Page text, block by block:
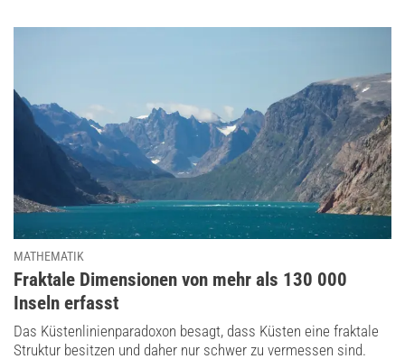
MATHEMATIK
:
Fraktale Dimensionen von mehr als 130 000
Inseln erfasst
Das Küstenlinienparadoxon besagt, dass Küsten eine fraktale
Struktur besitzen und daher nur schwer zu vermessen sind.